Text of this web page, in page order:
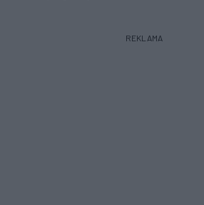
REKLAMA